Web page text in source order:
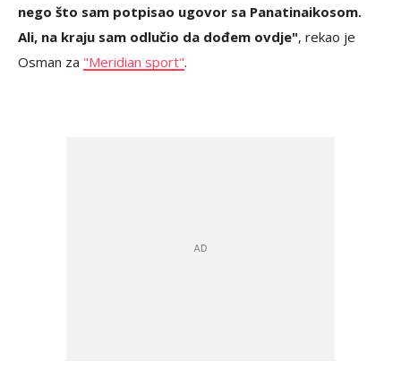
nego što sam potpisao ugovor sa Panatinaikosom.
Ali, na kraju sam odlučio da dođem ovdje", rekao je
Osman za "Meridian sport".